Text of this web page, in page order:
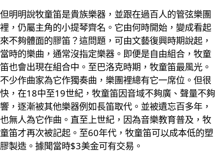
但明明說牧童笛是貴族樂器，並跟在過百人的管弦樂團
裡，仍屬主角的小提琴齊名。它由何時開始，變成看起
來不夠體面的膠笛？這問題，可由文藝復興時期說起，
當時的樂曲，通常沒指定樂器。即便是自由組合，牧童
笛也會出現在組合中。至巴洛克時期，牧童笛最風光。
不少作曲家為它作獨奏曲，樂團裡總有它一席位。但很
快，在18中至19世紀，牧童笛因音域不夠廣、聲量不夠
響，逐漸被其他樂器例如長笛取代。並被遺忘百多年，
也無人為它作曲。直至上世紀，因為音樂教育普及，牧
童笛才再次被記起。至60年代，牧童笛可以成本低的塑
膠製造。據聞當時$3美金可有交易。